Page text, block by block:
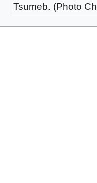
Tsumeb. (Photo